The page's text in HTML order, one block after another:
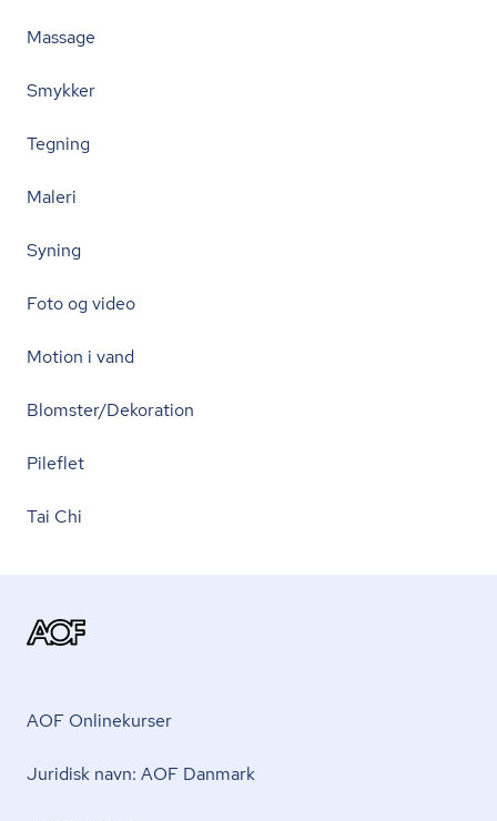
Massage
Smykker
Tegning
Maleri
Syning
Foto og video
Motion i vand
Blomster/Dekoration
Pileflet
Tai Chi
AOF Onlinekurser
Juridisk navn: AOF Danmark